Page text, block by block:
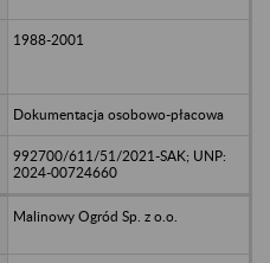
1988-2001
Dokumentacja osobowo-płacowa
992700/611/51/2021-SAK; UNP:
2024-00724660
Malinowy Ogród Sp. z o.o.